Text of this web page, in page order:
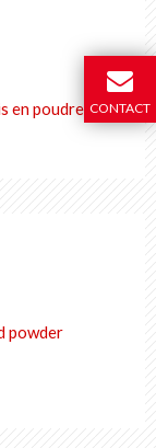
en poudre
powder
CONTACT